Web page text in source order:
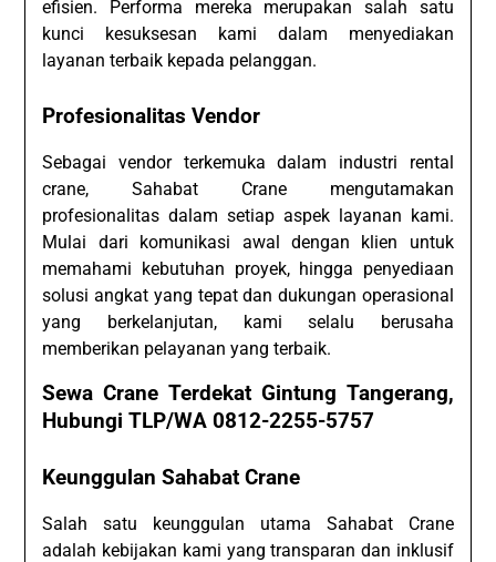
efisien. Performa mereka merupakan salah satu
kunci kesuksesan kami dalam menyediakan
layanan terbaik kepada pelanggan.
Profesionalitas Vendor
Sebagai vendor terkemuka dalam industri rental
crane, Sahabat Crane mengutamakan
profesionalitas dalam setiap aspek layanan kami.
Mulai dari komunikasi awal dengan klien untuk
memahami kebutuhan proyek, hingga penyediaan
solusi angkat yang tepat dan dukungan operasional
yang berkelanjutan, kami selalu berusaha
memberikan pelayanan yang terbaik.
Sewa Crane Terdekat Gintung Tangerang,
Hubungi TLP/WA 0812-2255-5757
Keunggulan Sahabat Crane
Salah satu keunggulan utama Sahabat Crane
adalah kebijakan kami yang transparan dan inklusif